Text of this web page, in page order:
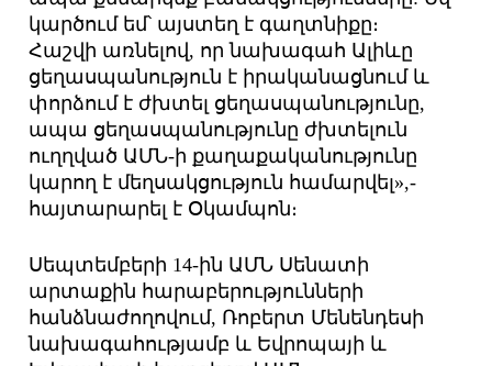
կարծում եմ՝ այստեղ է գաղտնիքը։
Հաշվի առնելով, որ նախագահ Ալիևը
ցեղասպանություն է իրականացնում և
փորձում է ժխտել ցեղասպանությունը,
ապա ցեղասպանությունը ժխտելուն
ուղղված ԱՄՆ-ի քաղաքականությունը
կարող է մեղսակցություն համարվել»,-
հայտարարել է Օկամպոն։
Սեպտեմբերի 14-ին ԱՄՆ Սենատի
արտաքին հարաբերությունների
հանձնաժողովում, Ռոբերտ Մենենդեսի
նախագահությամբ և Եվրոպայի և